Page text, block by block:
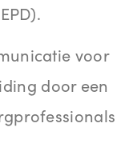
voor
door een